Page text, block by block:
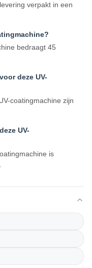
verpakt in een
bedraagt ​​45
deze UV-
coatingmachine zijn
UV-
is